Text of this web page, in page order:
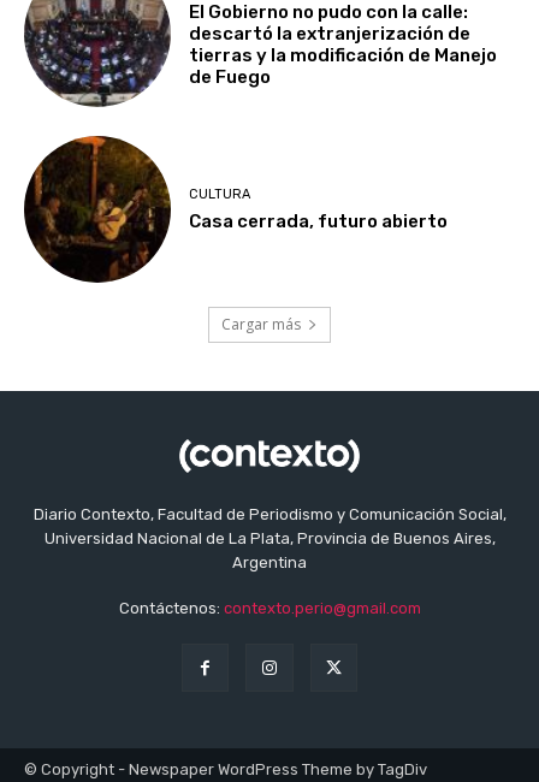
El Gobierno no pudo con la calle:
descartó la extranjerización de
tierras y la modificación de Manejo
de Fuego
CULTURA
Casa cerrada, futuro abierto
Cargar más
Diario Contexto, Facultad de Periodismo y Comunicación Social,
Universidad Nacional de La Plata, Provincia de Buenos Aires,
Argentina
Contáctenos: contexto.perio@gmail.com
© Copyright - Newspaper WordPress Theme by TagDiv